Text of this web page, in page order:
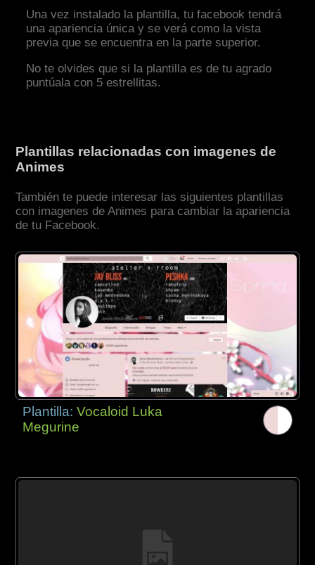
Una vez instalado la plantilla, tu facebook tendrá
una apariencia única y se verá como la vista
previa que se encuentra en la parte superior.
No te olvides que si la plantilla es de tu agrado
puntúala con 5 estrellitas.
Plantillas relacionadas con imagenes de
Animes
También te puede interesar las siguientes plantillas
con imagenes de Animes para cambiar la apariencia
de tu Facebook.
Plantilla:Vocaloid Luka
Megurine